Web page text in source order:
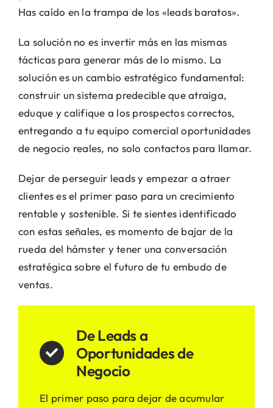
Has caído en la trampa de los «leads baratos».
La solución no es invertir más en las mismas
tácticas para generar más de lo mismo. La
solución es un cambio estratégico fundamental:
construir un sistema predecible que atraiga,
eduque y califique a los prospectos correctos,
entregando a tu equipo comercial oportunidades
de negocio reales, no solo contactos para llamar.
Dejar de perseguir leads y empezar a atraer
clientes es el primer paso para un crecimiento
rentable y sostenible. Si te sientes identificado
con estas señales, es momento de bajar de la
rueda del hámster y tener una conversación
estratégica sobre el futuro de tu embudo de
ventas.
De Leads a
Oportunidades de
Negocio
El primer paso para dejar de acumular